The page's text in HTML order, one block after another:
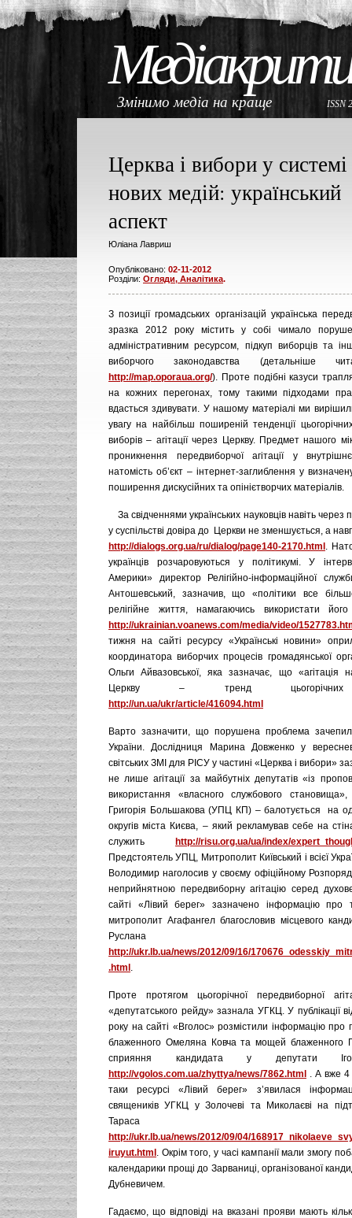
Змінимо медіа на краще ISSN
Церква і вибори у системі
нових медій: український
аспект
Юліана Лавриш
Опубліковано: 02-11-2012
Розділи: Огляди, Аналітика.
З позиції громадських організацій українська
зразка 2012 року містить у собі чимало
адміністративним ресурсом, підкуп виборців та
виборчого законодавства (детальніше
http://map.oporaua.org/). Проте подібні казуси
на кожних перегонах, тому такими підходами
вдасться здивувати. У нашому матеріалі ми
увагу на найбільш поширеній тенденції
виборів – агітації через Церкву. Предмет нашого
проникнення передвиборчої агітації у
натомість об’єкт – інтернет-заглиблення у
поширення дискусійних та опінієтворчих матеріалів.
За свідченнями українських науковців навіть через
у суспільстві довіра до Церкви не зменшується, а
http://dialogs.org.ua/ru/dialog/page140-2170.html .
українців розчаровуються у політикумі. У
Америки» директор Релігійно-інформаційної
Антошевський, зазначив, що «політики все
релігійне життя, намагаючись використати
http://ukrainian.voanews.com/media/video/
тижня на сайті ресурсу «Українські новини»
координатора виборчих процесів громадянської
Ольги Айвазовської, яка зазначає, що «агітація
Церкву – тренд цьогорічних
http://un.ua/ukr/article/416094.html
Варто зазначити, що порушена проблема
України. Дослідниця Марина Довженко у
світських ЗМІ для РІСУ у частині «Церква і вибори»
не лише агітації за майбутніх депутатів «із
використання «власного службового
Григорія Большакова (УПЦ КП) – балотується на
округів міста Києва, – який рекламував себе на
служить
http://risu.org.ua/ua/index/
Предстоятель УПЦ, Митрополит Київський і всієї
Володимир наголосив у своєму офіційному
неприйнятною передвиборну агітацію серед
сайті «Лівий берег» зазначено інформацію
митрополит Агафангел благословив місцевого
Руслана
http://ukr.lb.ua/news/2012/09/16/
.html .
Проте протягом цьогорічної передвиборної
«депутатського рейду» зазнала УГКЦ. У публікації
року на сайті «Вголос» розмістили інформацію про
блаженного Омеляна Ковча та мощей блаженного
сприяння кандидата у депутати
http://vgolos.com.ua/zhyttya/news/7862.html
. А вже 4
таки ресурсі «Лівий берег» з’явилася
священиків УГКЦ у Золочеві та Миколаєві на
Тараса
http://ukr.lb.ua/news/2012/09/04/
iruyut.html . Окрім того, у часі кампанії мали змогу
календарики прощі до Зарваниці, організованої
Дубневичем.
Гадаємо, що відповіді на вказані прояви мають